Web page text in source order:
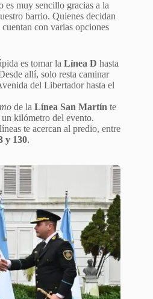
muy sencillo gracias a la
barrio. Quienes decidan
con varias opciones
es tomar la Línea D hasta
allí, solo resta caminar
del Libertador hasta el
de la Línea San Martín te
kilómetro del evento.
te acercan al predio, entre
y 130.